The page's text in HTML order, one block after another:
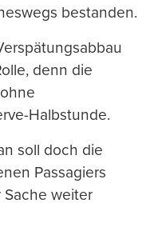
bestanden.
denn die
Halbstunde.
soll doch die
Passagiers
weiter